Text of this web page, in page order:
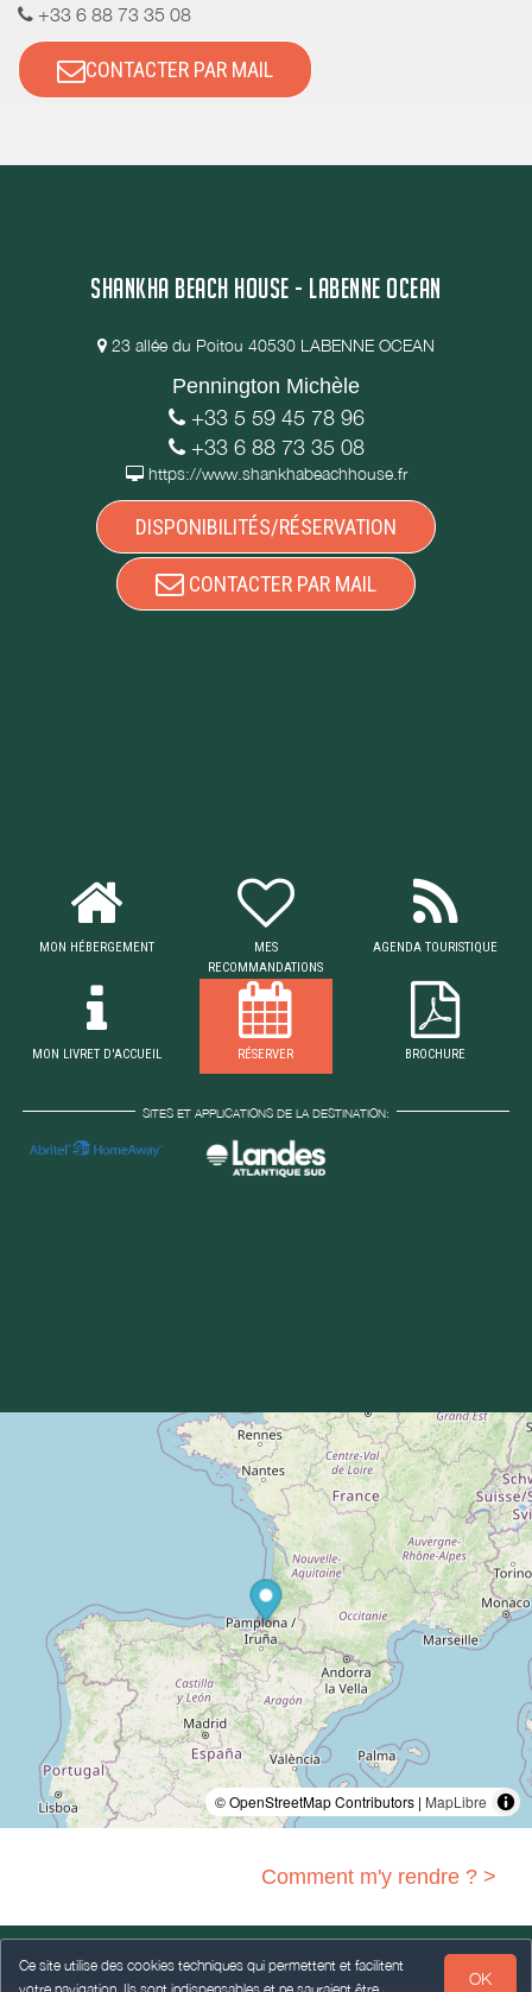
Ce site utilise des cookies techniques qui permettent et facilitent
OK
+33 6 88 73 35 08
CONTACTER PAR MAIL
SHANKHA BEACH HOUSE - LABENNE OCEAN
23 allée du Poitou 40530 LABENNE OCEAN
Pennington Michèle
+33 5 59 45 78 96
+33 6 88 73 35 08
https://www.shankhabeachhouse.fr
DISPONIBILITÉS/RÉSERVATION
CONTACTER PAR MAIL
MON HÉBERGEMENT
MES
RECOMMANDATIONS
AGENDA TOURISTIQUE
MON LIVRET D'ACCUEIL RÉSERVER BROCHURE
SITES ET APPLICATIONS DE LA DESTINATION:
© OpenStreetMap Contributors | MapLibre
Comment m'y rendre ? >